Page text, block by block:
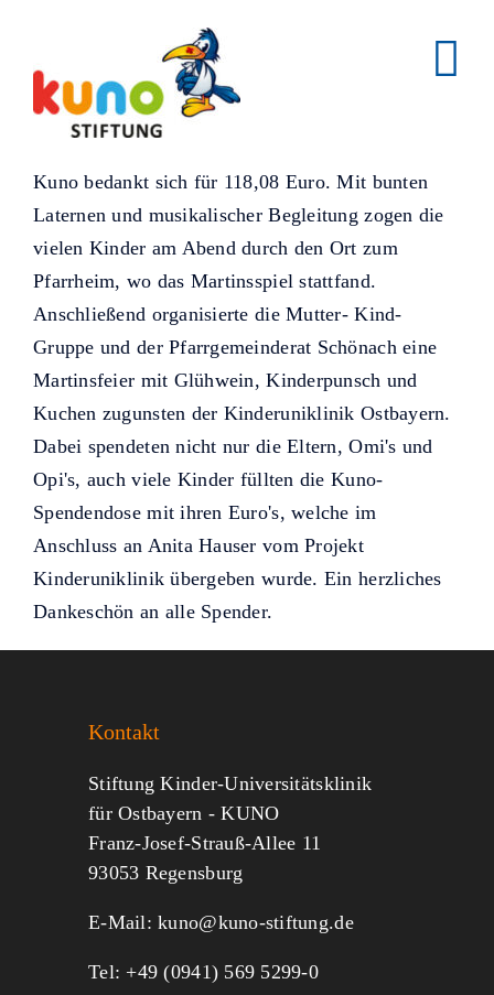
content
Kuno bedankt sich für 118,08 Euro. Mit bunten
Laternen und musikalischer Begleitung zogen die
vielen Kinder am Abend durch den Ort zum
Pfarrheim, wo das Martinsspiel stattfand.
Anschließend organisierte die Mutter- Kind-
Gruppe und der Pfarrgemeinderat Schönach eine
Martinsfeier mit Glühwein, Kinderpunsch und
Kuchen zugunsten der Kinderuniklinik Ostbayern.
Dabei spendeten nicht nur die Eltern, Omi's und
Opi's, auch viele Kinder füllten die Kuno-
Spendendose mit ihren Euro's, welche im
Anschluss an Anita Hauser vom Projekt
Kinderuniklinik übergeben wurde. Ein herzliches
Dankeschön an alle Spender.
Kontakt
Stiftung Kinder-Universitätsklinik
für Ostbayern - KUNO
Franz-Josef-Strauß-Allee 11
93053 Regensburg
E-Mail:kuno@kuno-stiftung.de
Tel: +49 (0941) 569 5299-0